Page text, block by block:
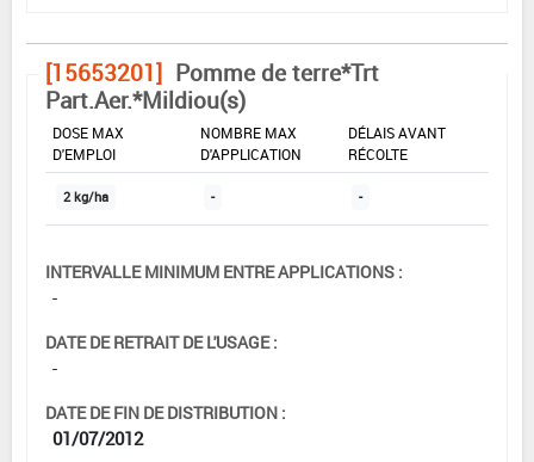
[15653201] Pomme de terre*Trt
Part.Aer.*Mildiou(s)
DOSE MAX
D'EMPLOI
NOMBRE MAX
D'APPLICATION
DÉLAIS AVANT
RÉCOLTE
2 kg/ha - -
INTERVALLE MINIMUM ENTRE APPLICATIONS :
-
DATE DE RETRAIT DE L'USAGE :
-
DATE DE FIN DE DISTRIBUTION :
01/07/2012